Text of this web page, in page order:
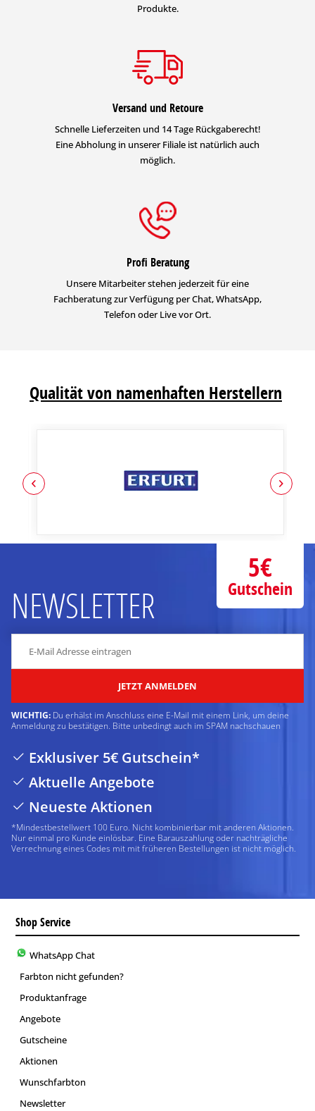
Produkte.
Versand und Retoure
Schnelle Lieferzeiten und 14 Tage Rückgaberecht!
Eine Abholung in unserer Filiale ist natürlich auch
möglich.
Profi Beratung
Unsere Mitarbeiter stehen jederzeit für eine
Fachberatung zur Verfügung per Chat, WhatsApp,
Telefon oder Live vor Ort.
Qualität von namenhaften Herstellern
NEWSLETTER
JETZT ANMELDEN
WICHTIG: Du erhälst im Anschluss eine E-Mail mit einem Link, um deine
Anmeldung zu bestätigen. Bitte unbedingt auch im SPAM nachschauen
Exklusiver 5€ Gutschein*
Aktuelle Angebote
Neueste Aktionen
*Mindestbestellwert 100 Euro. Nicht kombinierbar mit anderen Aktionen.
Nur einmal pro Kunde einlösbar. Eine Barauszahlung oder nachträgliche
Verrechnung eines Codes mit mit früheren Bestellungen ist nicht möglich.
5€
Gutschein
Shop Service
WhatsApp Chat
Farbton nicht gefunden?
Produktanfrage
Angebote
Gutscheine
Aktionen
Wunschfarbton
Newsletter